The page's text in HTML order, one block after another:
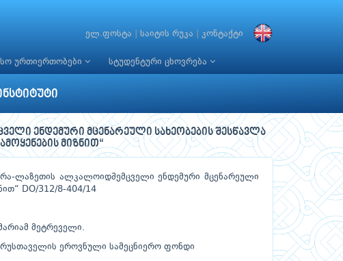
ელ.ფოსტა საიტის რუკა კონტაქტი
ურთიერთობები სტუდენტური ცხოვრება
ენდემური მცენარეული სახეობების შესწავლა
მიზნით“
ლაზეთის ალკალოიდშემცველი ენდემური მცენარეული
DO/312/8-404/14
მეტრეველი.
ეროვნული სამეცნიერო ფონდი